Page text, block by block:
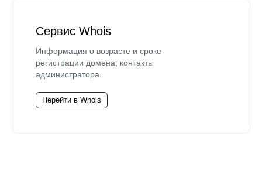
Сервис Whois
Информация о возрасте и сроке
регистрации домена, контакты
администратора.
Перейти в Whois